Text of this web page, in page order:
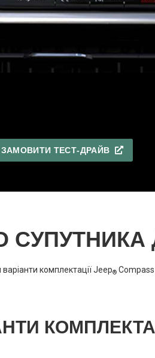
ЗАМОВИТИ ТЕСТ-ДРАЙВ
комплектації Jeep® Compass